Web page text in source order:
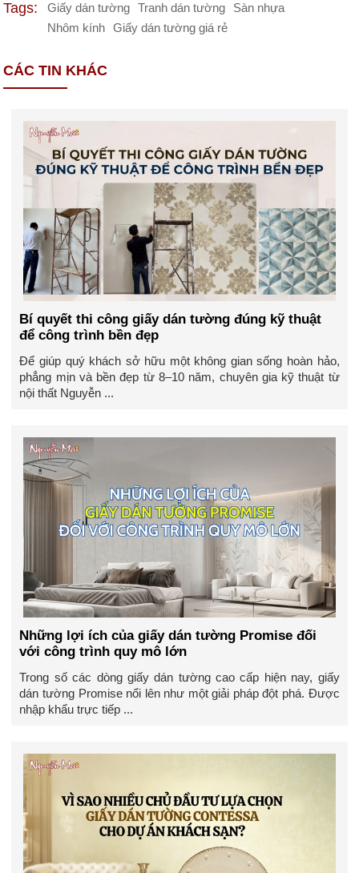
Tags: Giấy dán tường Tranh dán tường
Sàn nhựa
Nhôm kính
Giấy dán tường giá rẻ
CÁC TIN KHÁC
Bí quyết thi công giấy dán tường đúng kỹ thuật
để công trình bền đẹp
Để giúp quý khách sở hữu một không gian sống hoàn hảo,
phẳng mịn và bền đẹp từ 8–10 năm, chuyên gia kỹ thuật từ
nội thất Nguyễn ...
Những lợi ích của giấy dán tường Promise đối
với công trình quy mô lớn
Trong số các dòng giấy dán tường cao cấp hiện nay, giấy
dán tường Promise nổi lên như một giải pháp đột phá. Được
nhập khẩu trực tiếp ...